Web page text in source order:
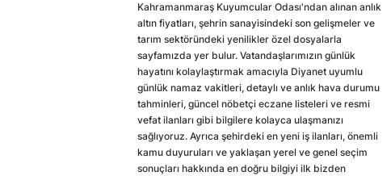
Kahramanmaraş Kuyumcular Odası'ndan alınan anlık
altın fiyatları, şehrin sanayisindeki son gelişmeler ve
tarım sektöründeki yenilikler özel dosyalarla
sayfamızda yer bulur. Vatandaşlarımızın günlük
hayatını kolaylaştırmak amacıyla Diyanet uyumlu
günlük namaz vakitleri, detaylı ve anlık hava durumu
tahminleri, güncel nöbetçi eczane listeleri ve resmi
vefat ilanları gibi bilgilere kolayca ulaşmanızı
sağlıyoruz. Ayrıca şehirdeki en yeni iş ilanları, önemli
kamu duyuruları ve yaklaşan yerel ve genel seçim
sonuçları hakkında en doğru bilgiyi ilk bizden